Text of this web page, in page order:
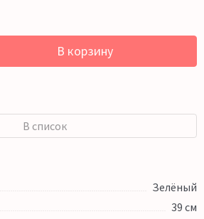
В корзину
В список
Зелёный
39 см